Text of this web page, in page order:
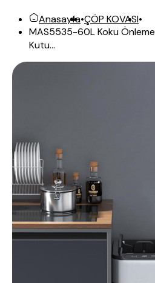
Anasayfa•ÇÖP KOVASI•
MAS5535-60L Koku
Kutu...